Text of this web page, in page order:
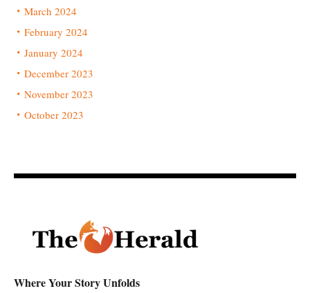
March 2024
February 2024
January 2024
December 2023
November 2023
October 2023
Where Your Story Unfolds